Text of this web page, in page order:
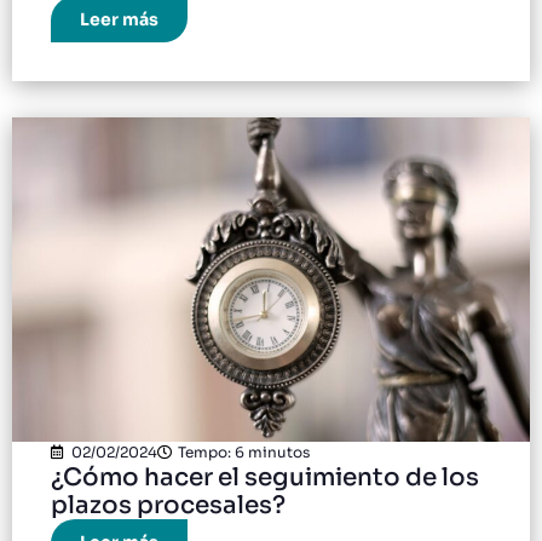
Leer más
02/02/2024 Tempo: 6 minutos
¿Cómo hacer el seguimiento de los
plazos procesales?